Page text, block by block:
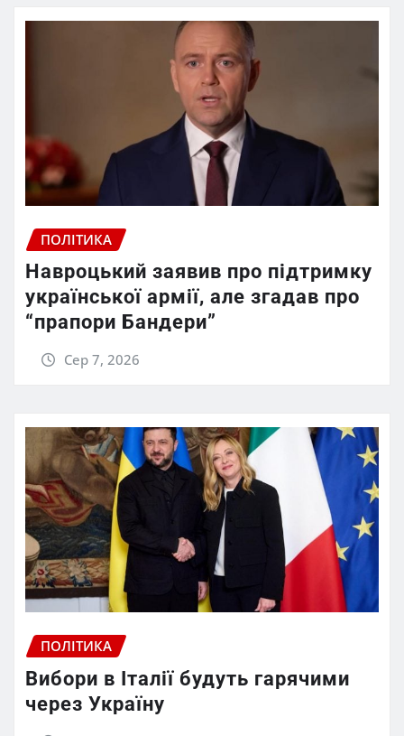
ПОЛІТИКА
Навроцький заявив про підтримку
української армії, але згадав про
“прапори Бандери”
Сер 7, 2026
ПОЛІТИКА
Вибори в Італії будуть гарячими
через Україну